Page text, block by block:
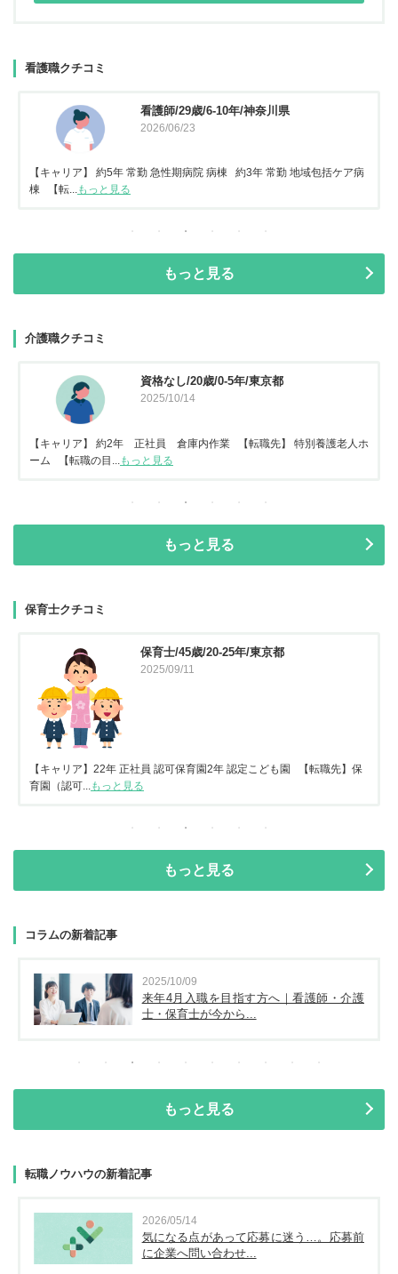
看護職クチコミ
看護師/29歳/6-10年/神奈川県
2026/06/23
【キャリア】 約5年 常勤 急性期病院 病棟 約3年 常勤 地域包括ケア病
棟 【転...もっと見る
もっと見る
介護職クチコミ
資格なし/20歳/0-5年/東京都
2025/10/14
【キャリア】 約2年 正社員 倉庫内作業 【転職先】 特別養護老人ホ
ーム 【転職の目...もっと見る
もっと見る
保育士クチコミ
保育士/45歳/20-25年/東京都
2025/09/11
【キャリア】22年 正社員 認可保育園2年 認定こども園 【転職先】保
育園（認可...もっと見る
もっと見る
コラムの新着記事
2025/10/09
来年4月入職を目指す方へ｜看護師・介護
士・保育士が今から...
もっと見る
転職ノウハウの新着記事
2026/05/14
気になる点があって応募に迷う…。応募前
に企業へ問い合わせ...